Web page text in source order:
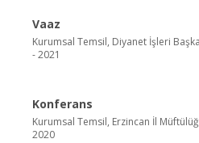
Vaaz
Kurumsal Temsil, Diyanet İşleri
- 2021
Konferans
Kurumsal Temsil, Erzincan İl
2020